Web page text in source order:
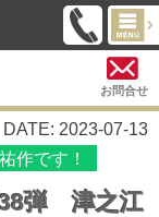
お問合せ
DATE: 2023-07-13
作です！
弾 津之江